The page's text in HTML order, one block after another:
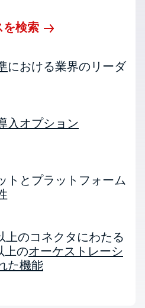
を検索
における業界のリーダ
入オプション
トとプラットフォーム
上のコネクタにわたる
上のオーケストレーシ
た機能